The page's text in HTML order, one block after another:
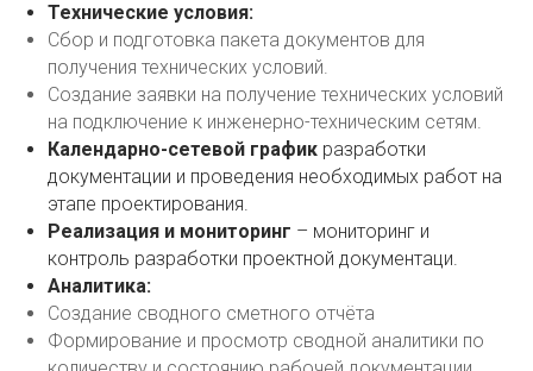
Технические условия:
Сбор и подготовка пакета документов для
получения технических условий.
Создание заявки на получение технических условий
на подключение к инженерно-техническим сетям.
Календарно-сетевой график разработки
документации и проведения необходимых работ на
этапе проектирования.
Реализация и мониторинг – мониторинг и
контроль разработки проектной документаци.
Аналитика:
Создание сводного сметного отчёта
Формирование и просмотр сводной аналитики по